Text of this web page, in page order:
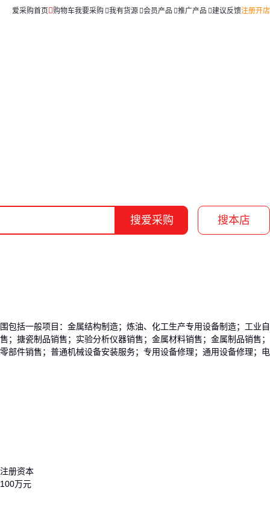
爱采购首页 购物车我要采购 我有货源 会员产品 推广产品 建议反馈注册开店
搜爱采购 搜本店
括一般项目：金属结构制造；炼油、化工生产专用设备制造；工业自
搪瓷制品销售；实验分析仪器销售；金属材料销售；金属制品销售；
部件销售；普通机械设备安装服务；专用设备修理；通用设备修理；电
注册资本
100万元